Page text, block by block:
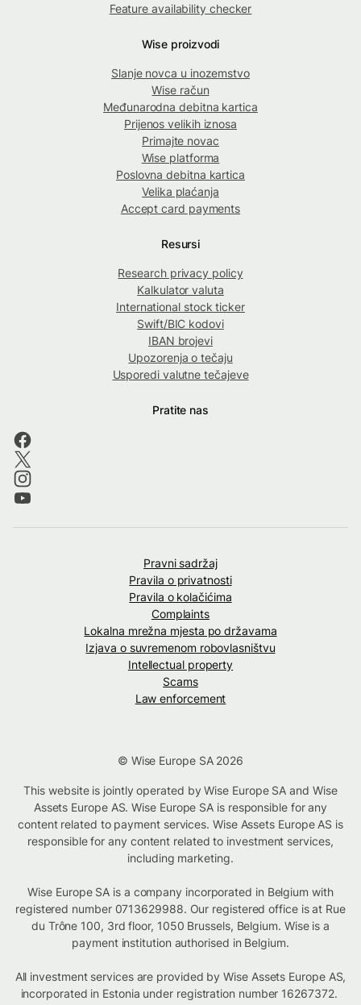
Feature availability checker
Wise proizvodi
Slanje novca u inozemstvo
Wise račun
Međunarodna debitna kartica
Prijenos velikih iznosa
Primajte novac
Wise platforma
Poslovna debitna kartica
Velika plaćanja
Accept card payments
Resursi
Research privacy policy
Kalkulator valuta
International stock ticker
Swift/BIC kodovi
IBAN brojevi
Upozorenja o tečaju
Usporedi valutne tečajeve
Pratite nas
Pravni sadržaj
Pravila o privatnosti
Pravila o kolačićima
Complaints
Lokalna mrežna mjesta po državama
Izjava o suvremenom robovlasništvu
Intellectual property
Scams
Law enforcement
© Wise Europe SA 2026
This website is jointly operated by Wise Europe SA and Wise
Assets Europe AS. Wise Europe SA is responsible for any
content related to payment services. Wise Assets Europe AS is
responsible for any content related to investment services,
including marketing.
Wise Europe SA is a company incorporated in Belgium with
registered number 0713629988. Our registered office is at Rue
du Trône 100, 3rd floor, 1050 Brussels, Belgium. Wise is a
payment institution authorised in Belgium.
All investment services are provided by Wise Assets Europe AS,
incorporated in Estonia under registration number 16267372.